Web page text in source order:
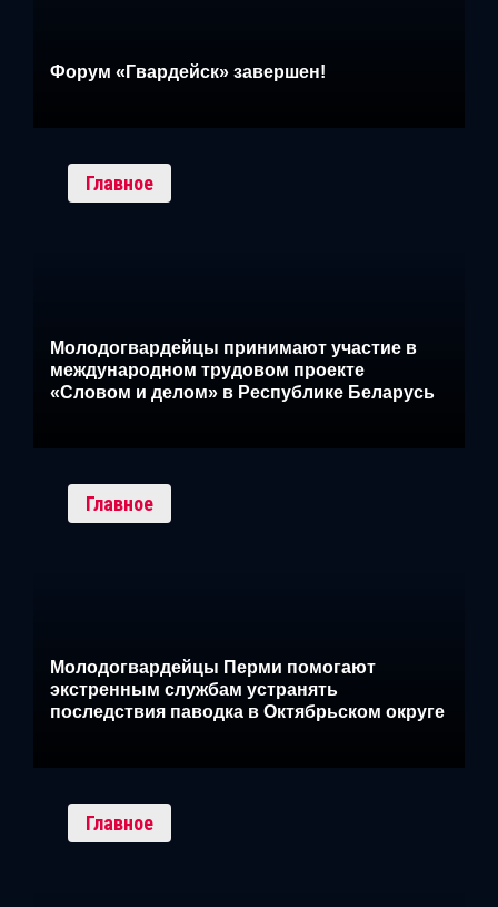
Форум «Гвардейск» завершен!
Главное
Молодогвардейцы принимают участие в
международном трудовом проекте
«Словом и делом» в Республике Беларусь
Главное
Молодогвардейцы Перми помогают
экстренным службам устранять
последствия паводка в Октябрьском округе
Главное